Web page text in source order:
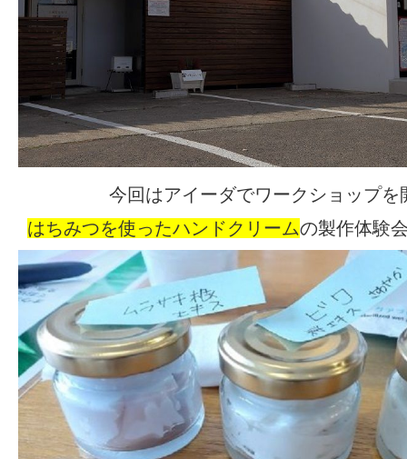
今回はアイーダでワークショップを
はちみつを使ったハンドクリームの製作体験